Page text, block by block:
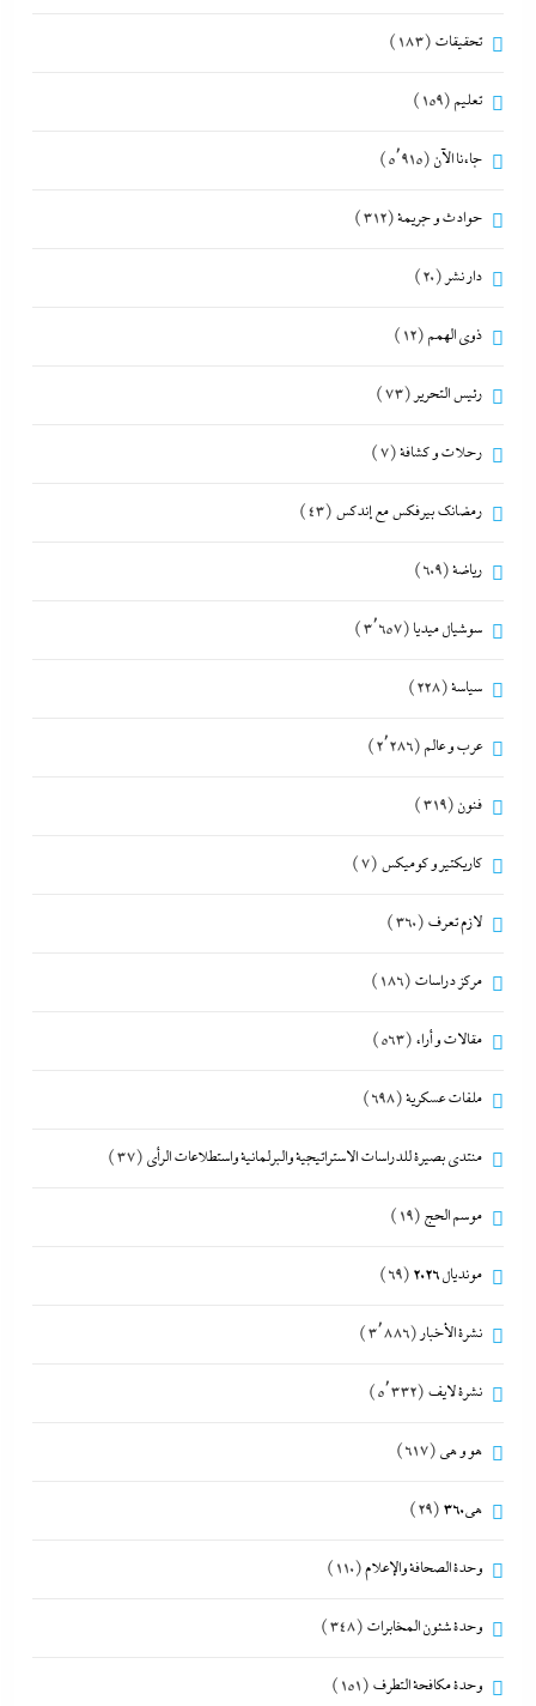
تحقيقات (183)
تعليم (159)
جاءنا الآن (5٬915)
حوادث و جريمة(312)
دار نشر (20)
ذوى الهمم (12)
رئيس التحرير (73)
رحلات و كشافة(7)
رمضانك بيرفكس مع إندكس (43)
رياضة(609)
سوشيال ميديا (3٬657)
سياسة(228)
عرب و عالم (2٬286)
فنون (319)
كاريكتير و كوميكس (7)
لازم تعرف (360)
مركز دراسات (186)
مقالات و أراء (563)
ملفات عسكرية(698)
منتدى بصيرة للدراسات الاستراتيجية والبرلمانية واستطلاعات الرأى (37)
موسم الحج (19)
مونديال 2026 (69)
نشرة الأخبار (3٬886)
نشرة لايف (5٬332)
هو و هي (617)
هى360 (29)
وحدة الصحافة والإعلام(110)
وحدة شئون المخابرات (348)
وحدة مكافحة التطرف (151)